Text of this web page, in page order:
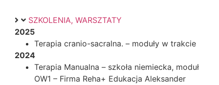
SZKOLENIA, WARSZTATY
2025
Terapia cranio-sacralna. – moduły w trakcie
2024
Terapia Manualna – szkoła niemiecka, moduł
OW1 – Firma Reha+ Edukacja Aleksander